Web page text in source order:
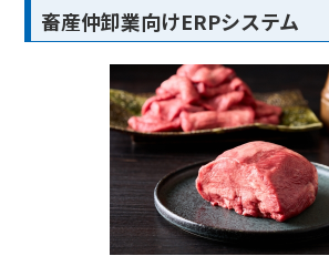
畜産仲卸業向けERPシステム